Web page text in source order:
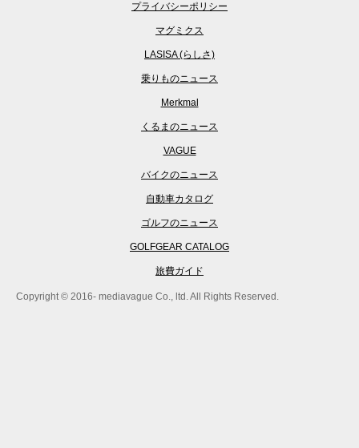
プライバシーポリシー
マグミクス
LASISA (らしさ)
乗りものニュース
Merkmal
くるまのニュース
VAGUE
バイクのニュース
自動車カタログ
ゴルフのニュース
GOLFGEAR CATALOG
旅費ガイド
Copyright © 2016- mediavague Co., ltd. All Rights Reserved.